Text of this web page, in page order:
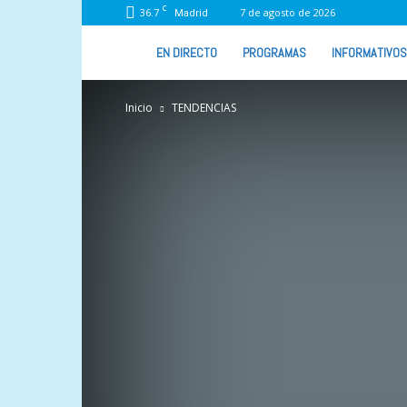
36.7 C Madrid 7 de agosto de 2026
VIVA
RADIO
EN DIRECTO PROGRAMAS INFORMATIVOS
Inicio TENDENCIAS